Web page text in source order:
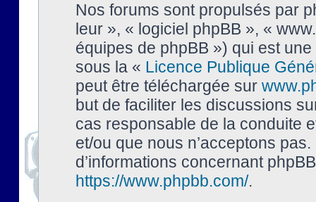
Nos forums sont propulsés par
leur », « logiciel phpBB », «
équipes de phpBB ») qui est
sous la « Licence Publique
peut être téléchargée sur
but de faciliter les discussions
cas responsable de la conduite
et/ou que nous n’acceptons
d’informations concernant
https://www.phpbb.com/.